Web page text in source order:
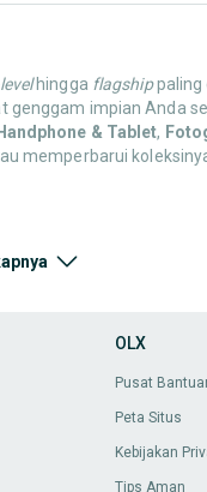
hingga flagshippaling
impian Anda
& Tablet,
memperbarui
casepelindung,
apa yang
OLX
Pusat
Peta Situs
Kebijakan
Tips Aman